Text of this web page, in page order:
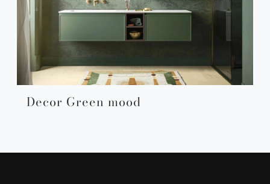
Decor Green mood